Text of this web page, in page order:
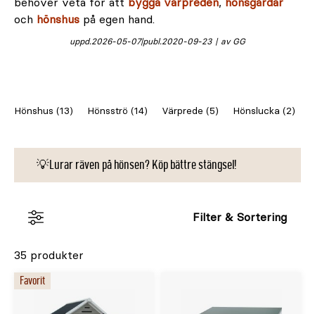
och hönshus på egen hand.
publ.2020-09-23
uppd.2026-05-07 av GG
Hönshus (13) Hönsströ (14) Värprede (5) Hönslucka (2)
💡Lurar räven på hönsen? Köp bättre stängsel!
Filter & Sortering
35 produkter
Favorit